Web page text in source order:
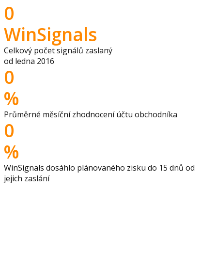
0
WinSignals
Celkový počet signálů zaslaný
od ledna 2016
0
%
Průměrné měsíční zhodnocení účtu obchodníka
0
%
WinSignals dosáhlo plánovaného zisku do 15 dnů od
jejich zaslání